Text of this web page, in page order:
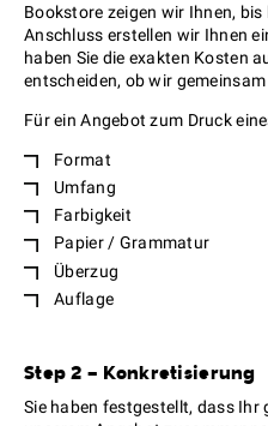
Bookstore zeigen wir Ihnen,
Anschluss erstellen wir Ihnen
haben Sie die exakten Kosten
entscheiden, ob wir
Für ein Angebot zum Druck
Format
Umfang
Farbigkeit
Papier / Grammatur
Überzug
Auflage
Step 2 – Konkretisierung
Sie haben festgestellt, dass Ihr